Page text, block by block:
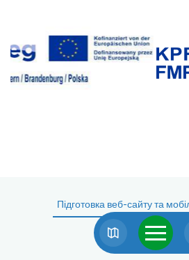
Підготовка веб-сайту та